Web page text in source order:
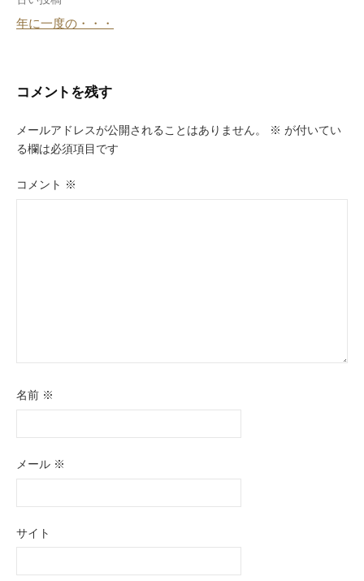
稿
ビ
ゲ
ー
シ
年に一度の・・・
コメントを残す
メールアドレスが公開されることはありません。 ※ が付いてい
る欄は必須項目です
コメント ※
名前 ※
メール ※
サイト